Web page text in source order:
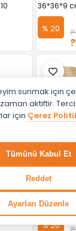
36*36*9
% 20 ?
Vitale
Vitale
Vazo
% 20
sunmak için
aktiftir.
için Çerez
Tümünü Kabul Et
Reddet
Ayarları Düzenle